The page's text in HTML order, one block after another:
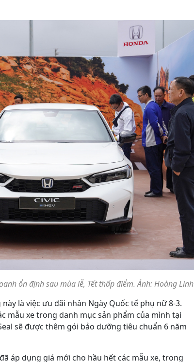
ổn định sau mùa lễ, Tết thấp điểm. Ảnh: Hoàng Linh
là việc ưu đãi nhân Ngày Quốc tế phụ nữ 8-3.
mẫu xe trong danh mục sản phẩm của mình tại
sẽ được thêm gói bảo dưỡng tiêu chuẩn 6 năm
áp dụng giá mới cho hầu hết các mẫu xe, trong